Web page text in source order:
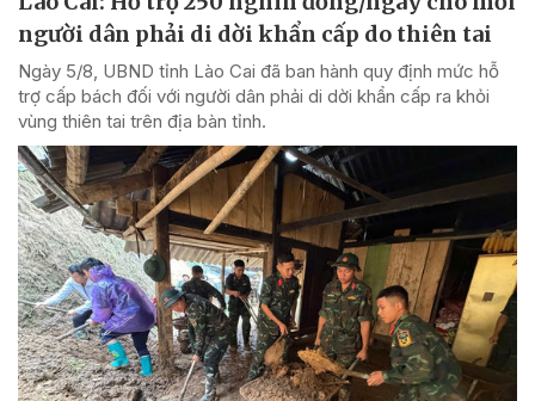
người dân phải di dời khẩn cấp do thiên tai
Ngày 5/8, UBND tỉnh Lào Cai đã ban hành quy định mức hỗ
trợ cấp bách đối với người dân phải di dời khẩn cấp ra khỏi
vùng thiên tai trên địa bàn tỉnh.